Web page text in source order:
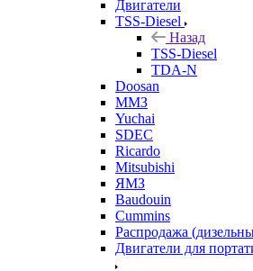
Двигатели
TSS-Diesel
Назад
TSS-Diesel
TDA-N
Doosan
ММЗ
Yuchai
SDEC
Ricardo
Mitsubishi
ЯМЗ
Baudouin
Cummins
Распродажа
Двигатели для